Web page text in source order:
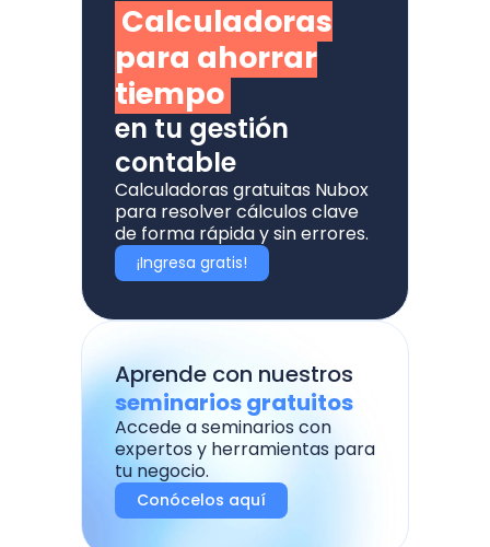
Calculadoras
para ahorrar
tiempo
en tu gestión
contable
Calculadoras gratuitas Nubox
para resolver cálculos clave
de forma rápida y sin errores.
¡Ingresa gratis!
Aprende con nuestros
seminarios gratuitos
Accede a seminarios con
expertos y herramientas para
tu negocio.
Conócelos aquí